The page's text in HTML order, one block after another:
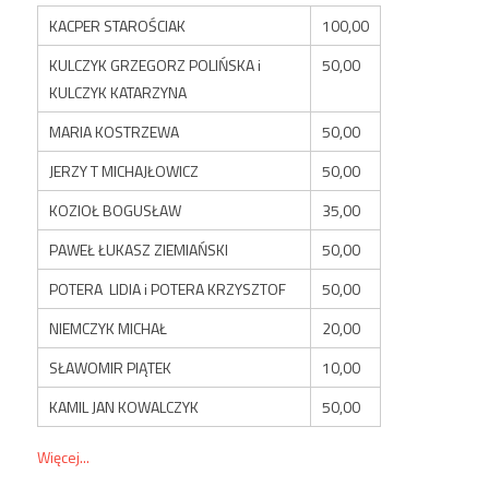
KACPER STAROŚCIAK
100,00
KULCZYK GRZEGORZ POLIŃSKA i
KULCZYK KATARZYNA
50,00
MARIA KOSTRZEWA
50,00
JERZY T MICHAJŁOWICZ
50,00
KOZIOŁ BOGUSŁAW
35,00
PAWEŁ ŁUKASZ ZIEMIAŃSKI
50,00
POTERA LIDIA i POTERA KRZYSZTOF
50,00
NIEMCZYK MICHAŁ
20,00
SŁAWOMIR PIĄTEK
10,00
KAMIL JAN KOWALCZYK
50,00
Więcej...